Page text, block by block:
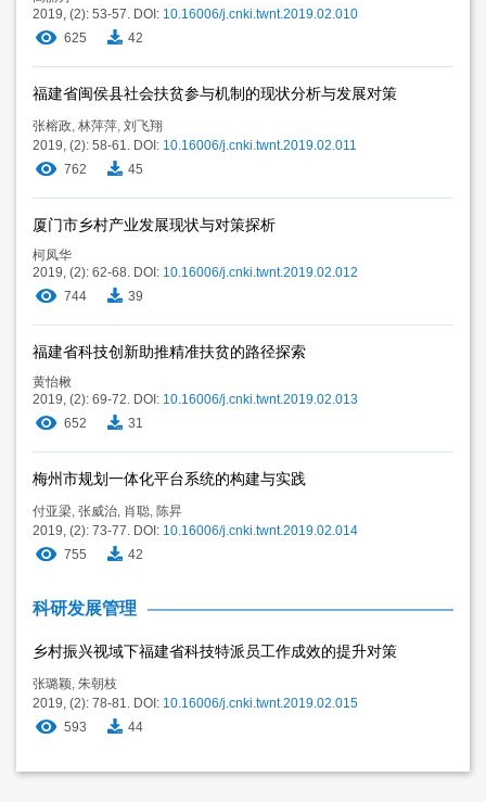
2019, (2): 53-57. DOI: 10.16006/j.cnki.twnt.2019.02.010
625
42
福建省闽侯县社会扶贫参与机制的现状分析与发展对策
张榕政, 林萍萍, 刘飞翔
2019, (2): 58-61. DOI: 10.16006/j.cnki.twnt.2019.02.011
762
45
厦门市乡村产业发展现状与对策探析
柯凤华
2019, (2): 62-68. DOI: 10.16006/j.cnki.twnt.2019.02.012
744
39
福建省科技创新助推精准扶贫的路径探索
黄怡楸
2019, (2): 69-72. DOI: 10.16006/j.cnki.twnt.2019.02.013
652
31
梅州市规划一体化平台系统的构建与实践
付亚梁, 张威治, 肖聪, 陈昇
2019, (2): 73-77. DOI: 10.16006/j.cnki.twnt.2019.02.014
755
42
科研发展管理
乡村振兴视域下福建省科技特派员工作成效的提升对策
张璐颖, 朱朝枝
2019, (2): 78-81. DOI: 10.16006/j.cnki.twnt.2019.02.015
593
44